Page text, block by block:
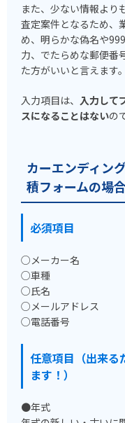
また、少ない情報より
査定案件となるため、
め、明らかな偽名や
力、でたらめな郵便番
た方がいいと言えます。
入力項目は、 入力して
スになることはないの
カーエンディン
積フォームの場合
必須項目
○メーカー名
○車種
○氏名
○メールアドレス
○電話番号
任意項目（出来る
ます！）
●年式